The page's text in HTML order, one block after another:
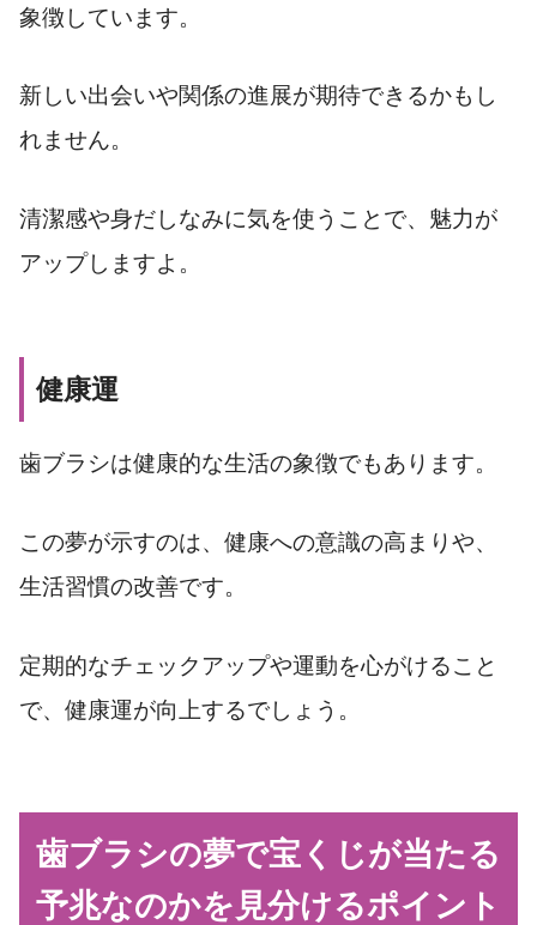
象徴しています。
新しい出会いや関係の進展が期待できるかもし
れません。
清潔感や身だしなみに気を使うことで、魅力が
アップしますよ。
健康運
歯ブラシは健康的な生活の象徴でもあります。
この夢が示すのは、健康への意識の高まりや、
生活習慣の改善です。
定期的なチェックアップや運動を心がけること
で、健康運が向上するでしょう。
歯ブラシの夢で宝くじが当たる
予兆なのかを見分けるポイント